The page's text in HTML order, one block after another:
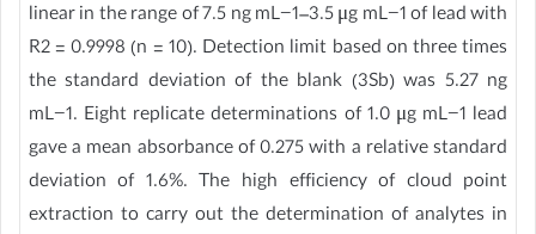
linear in the range of 7.5 ng mL−1–3.5 μg mL−1 of lead with
R2 = 0.9998 (n = 10). Detection limit based on three times
the standard deviation of the blank (3Sb) was 5.27 ng
mL−1. Eight replicate determinations of 1.0 μg mL−1 lead
gave a mean absorbance of 0.275 with a relative standard
deviation of 1.6%. The high efficiency of cloud point
extraction to carry out the determination of analytes in